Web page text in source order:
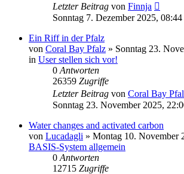
Letzter Beitrag von Finnja
Sonntag 7. Dezember 2025, 08:44
Ein Riff in der Pfalz
von Coral Bay Pfalz » Sonntag 23.
in User stellen sich vor!
0 Antworten
26359 Zugriffe
Letzter Beitrag von Coral Bay
Sonntag 23. November 2025,
Water changes and activated carbon
von Lucadagli » Montag 10. November
BASIS-System allgemein
0 Antworten
12715 Zugriffe